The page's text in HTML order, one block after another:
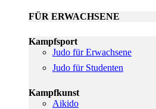
FÜR ERWACHSENE
Kampfsport
Judo für Erwachsene
Judo für Studenten
Kampfkunst
Aikido